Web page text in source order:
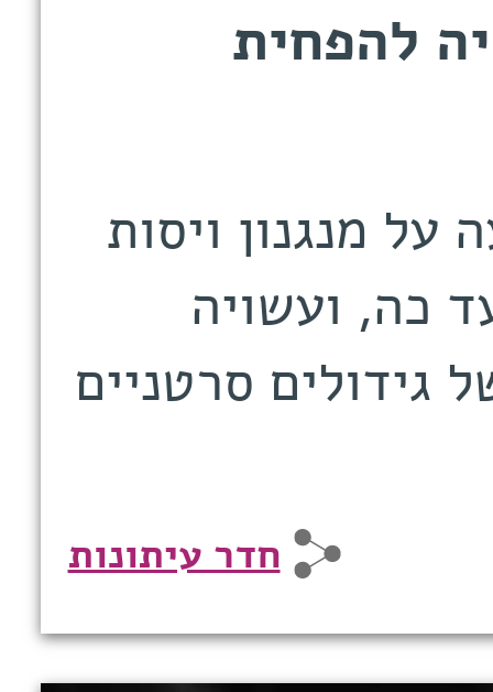
להפחית
מנגנון ויסות
כה, ועשויה
גידולים סרטניים
חדר עיתונות